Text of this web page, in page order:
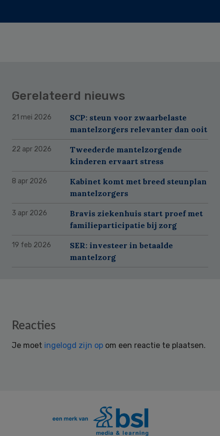
Gerelateerd nieuws
21 mei 2026
SCP: steun voor zwaarbelaste
mantelzorgers relevanter dan ooit
22 apr 2026
Tweederde mantelzorgende
kinderen ervaart stress
8 apr 2026
Kabinet komt met breed steunplan
mantelzorgers
3 apr 2026
Bravis ziekenhuis start proef met
familieparticipatie bij zorg
19 feb 2026
SER: investeer in betaalde
mantelzorg
Reader
Reacties
Je moet ingelogd zijn op om een reactie te plaatsen.